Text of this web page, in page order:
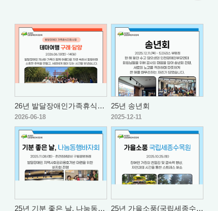
26년 발달장애인가족휴식지원사업 테마
2026-06-18
25년 송년회
2025-12-11
25년 기분 좋은 날, 나눔동행바자회 25년 가을소풍(국립세종수목원)